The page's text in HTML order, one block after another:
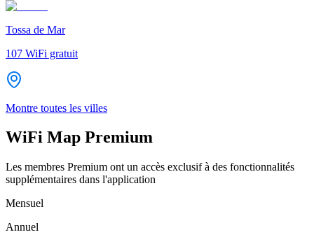
Tossa de Mar
107 WiFi gratuit
Montre toutes les villes
WiFi Map Premium
Les membres Premium ont un accès exclusif à des fonctionnalités
supplémentaires dans l'application
Mensuel
Annuel